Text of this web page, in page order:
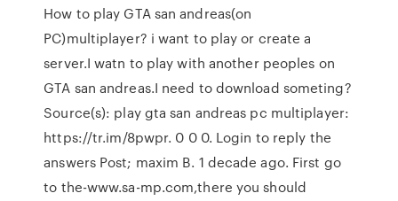
How to play GTA san andreas(on
PC)multiplayer? i want to play or create a
server.I watn to play with another peoples on
GTA san andreas.I need to download someting?
Source(s): play gta san andreas pc multiplayer:
https://tr.im/8pwpr. 0 0 0. Login to reply the
answers Post; maxim B. 1 decade ago. First go
to the-www.sa-mp.com,there you should